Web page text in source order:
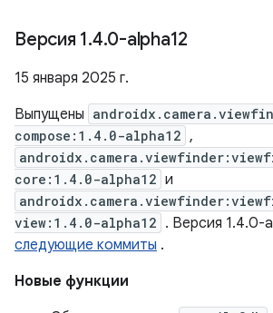
Версия 1.4.0-alpha12
15 января 2025 г.
Выпущены
compose:1.4.0-alpha12 ,
core:1.4.0-alpha12 и
view:1.4.0-alpha12 . Версия 1.4.0-
следующие коммиты .
Новые функции